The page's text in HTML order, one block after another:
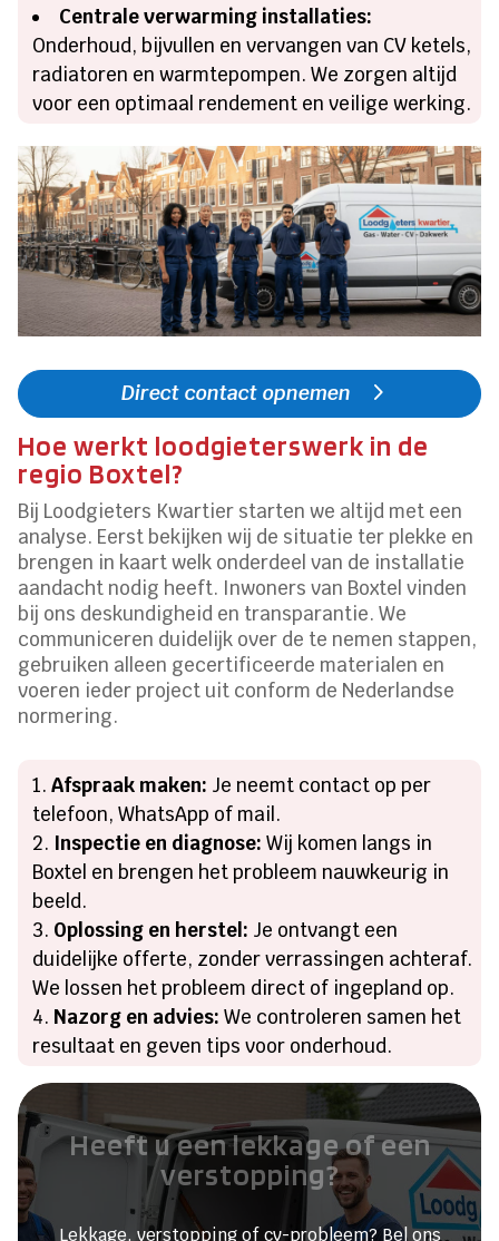
Centrale verwarming installaties:
Onderhoud, bijvullen en vervangen van CV ketels,
radiatoren en warmtepompen. We zorgen altijd
voor een optimaal rendement en veilige werking.
Direct contact opnemen
Hoe werkt loodgieterswerk in de
regio Boxtel?
Bij Loodgieters Kwartier starten we altijd met een
analyse. Eerst bekijken wij de situatie ter plekke en
brengen in kaart welk onderdeel van de installatie
aandacht nodig heeft. Inwoners van Boxtel vinden
bij ons deskundigheid en transparantie. We
communiceren duidelijk over de te nemen stappen,
gebruiken alleen gecertificeerde materialen en
voeren ieder project uit conform de Nederlandse
normering.
Afspraak maken: Je neemt contact op per
telefoon, WhatsApp of mail.
Inspectie en diagnose: Wij komen langs in
Boxtel en brengen het probleem nauwkeurig in
beeld.
Oplossing en herstel: Je ontvangt een
duidelijke offerte, zonder verrassingen achteraf.
We lossen het probleem direct of ingepland op.
Nazorg en advies: We controleren samen het
resultaat en geven tips voor onderhoud.
Heeft u een lekkage of een
verstopping?
Lekkage, verstopping of cv-probleem? Bel ons